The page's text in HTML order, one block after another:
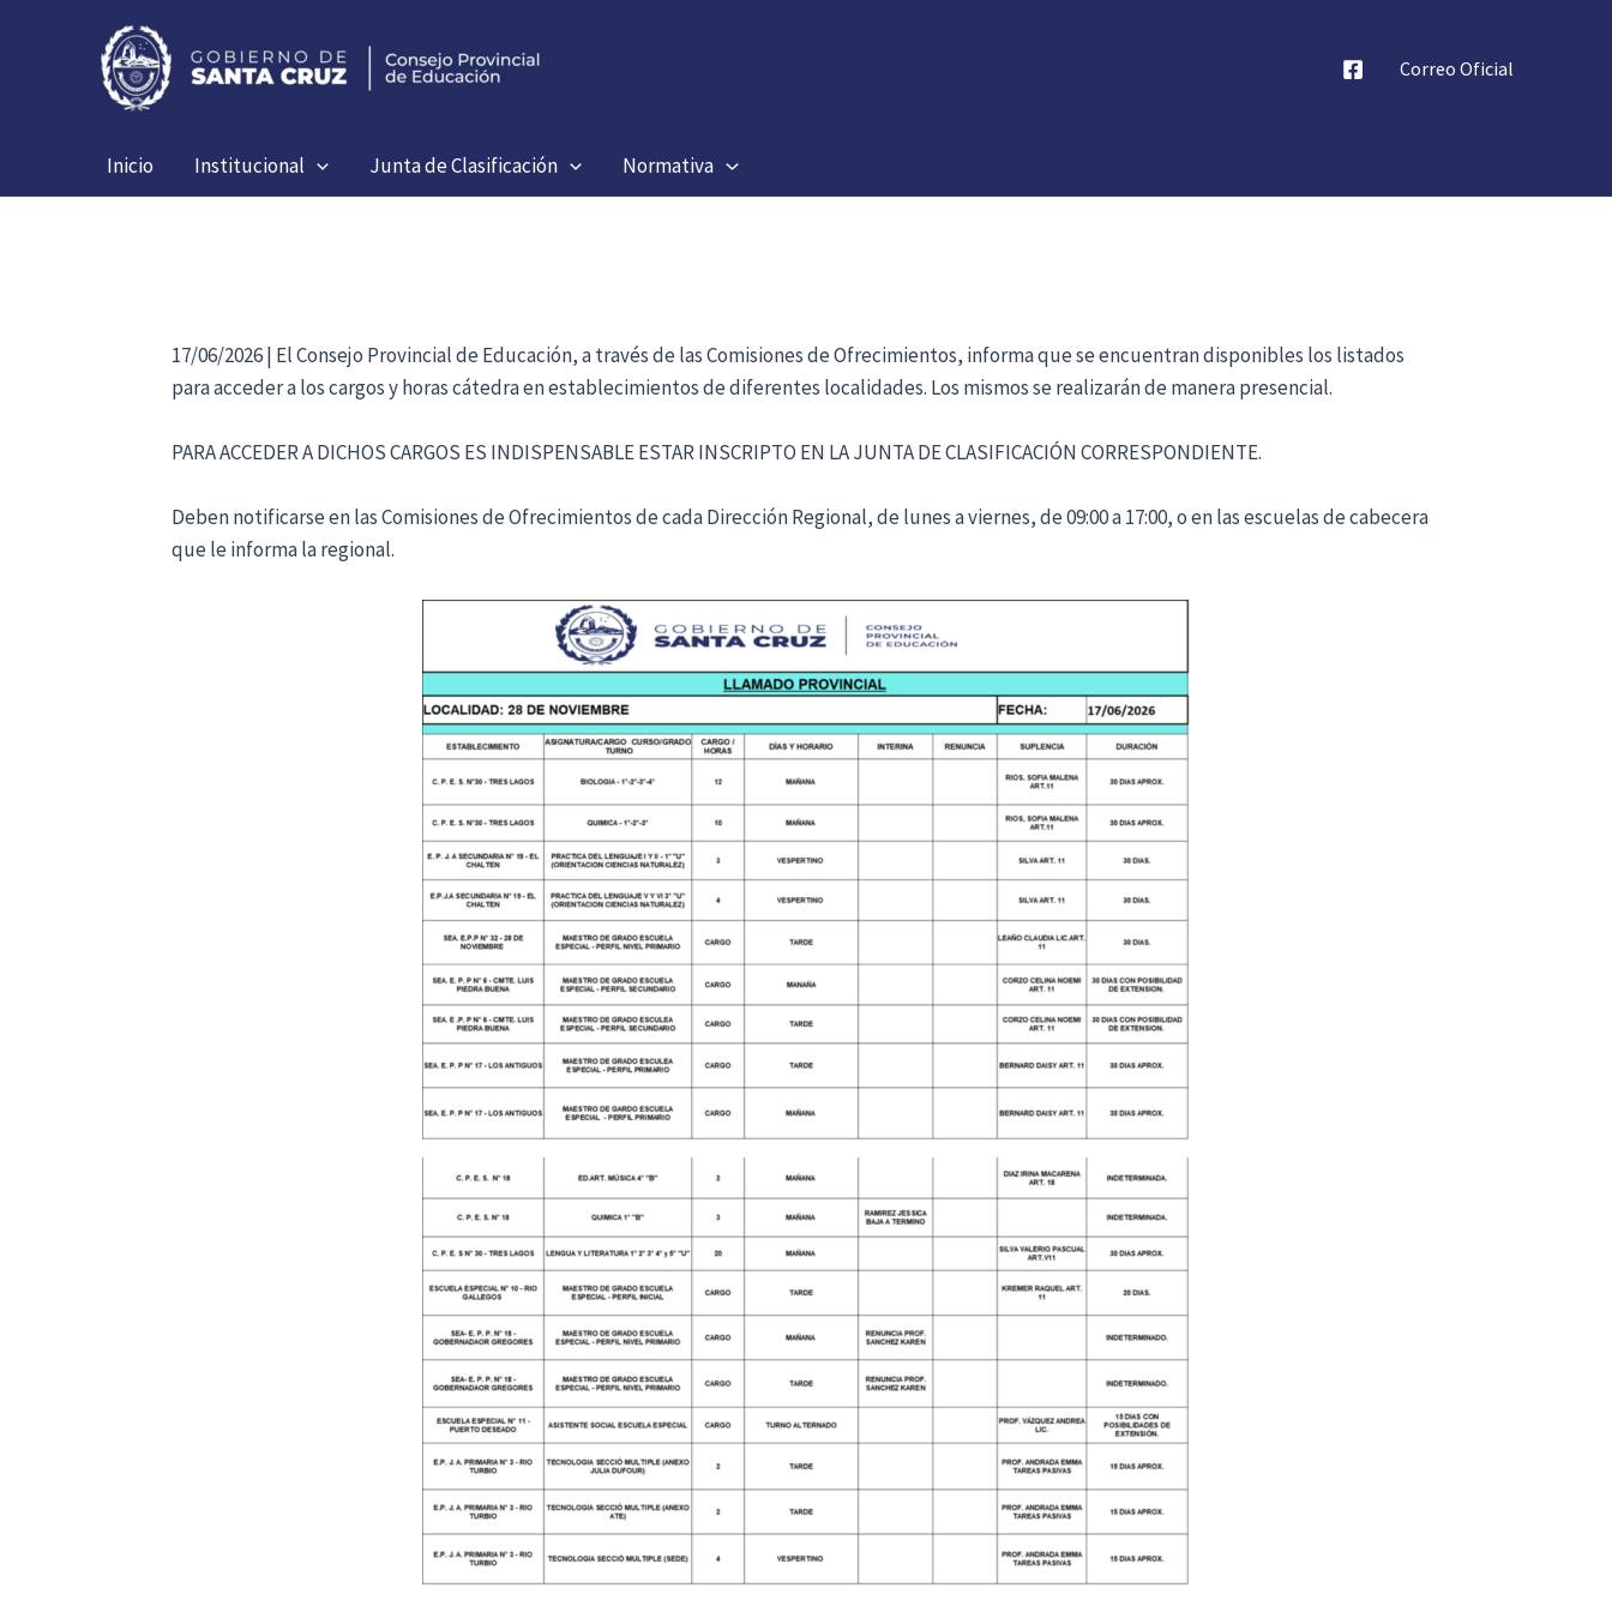
Correo Oficial
Inicio Institucional Junta de Clasificación Normativa
17/06/2026 | El Consejo Provincial de Educación, a través de las Comisiones de Ofrecimientos, informa que se encuentran disponibles los listados
para acceder a los cargos y horas cátedra en establecimientos de diferentes localidades. Los mismos se realizarán de manera presencial.
PARA ACCEDER A DICHOS CARGOS ES INDISPENSABLE ESTAR INSCRIPTO EN LA JUNTA DE CLASIFICACIÓN CORRESPONDIENTE.
Deben notificarse en las Comisiones de Ofrecimientos de cada Dirección Regional, de lunes a viernes, de 09:00 a 17:00, o en las escuelas de cabecera
que le informa la regional.